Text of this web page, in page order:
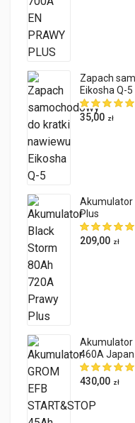
Zapach
Eikosha Q-5
35,00 zł
Akumulator
Plus
209,00 zł
Akumulator
460A Japan
430,00 zł